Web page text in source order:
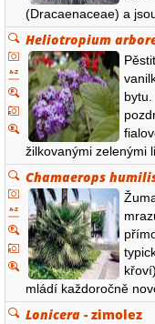
(Dracaenaceae) a
Heliotropium
žilkovanými zelenými
Chamaerops
mládí každoročně
Lonicera - zimolez